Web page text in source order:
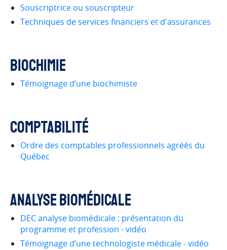
Souscriptrice ou souscripteur
Techniques de services financiers et d'assurances
Biochimie
Témoignage d’une biochimiste
Comptabilité
Ordre des comptables professionnels agréés du
Québec
Analyse biomédicale
DEC analyse biomédicale : présentation du
programme et profession - vidéo
Témoignage d’une technologiste médicale - vidéo